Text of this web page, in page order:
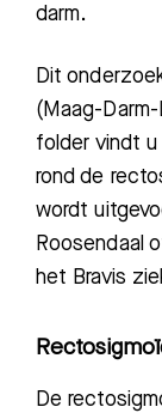
darm.
Dit
(Maag-
folder vindt u
rond de
wordt
Roosendaal
het Bravis z
De